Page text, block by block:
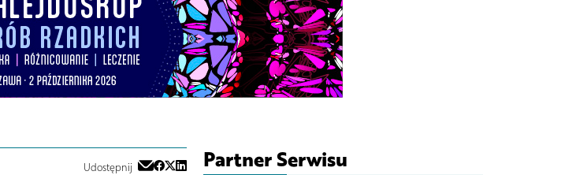
Udostępnij Partner Serwisu